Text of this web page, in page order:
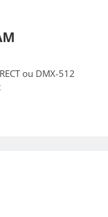
ou DMX-512